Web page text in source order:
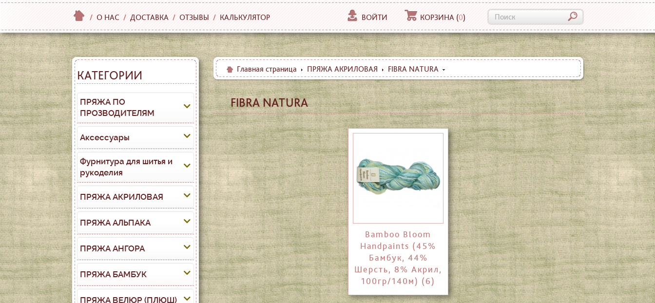
/ О НАС / ДОСТАВКА / ОТЗЫВЫ / КАЛЬКУЛЯТОР ВОЙТИ КОРЗИНА (0)
КАТЕГОРИИ
ПРЯЖА ПО
ПРОЗВОДИТЕЛЯМ
Аксессуары
Фурнитура для шитья и
рукоделия
ПРЯЖА АКРИЛОВАЯ
ПРЯЖА АЛЬПАКА
ПРЯЖА АНГОРА
ПРЯЖА БАМБУК
ПРЯЖА ВЕЛЮР (ПЛЮШ)
Главная страница ПРЯЖА АКРИЛОВАЯ FIBRA NATURA
FIBRA NATURA
Bamboo Bloom
Handpaints (45%
Бамбук, 44%
Шерсть, 8% Акрил,
100гр/140м) (6)